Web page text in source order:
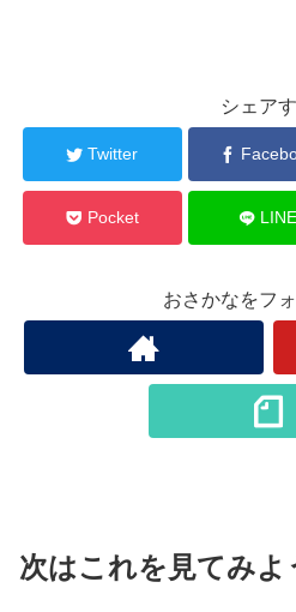
シェア
Twitter
Pocket LINE
おさかなをフ
次はこれを見てみよ